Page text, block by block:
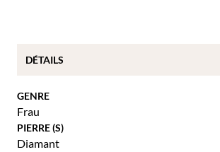
GENRE
Frau
PIERRE (S)
Diamant
DÉTAILS